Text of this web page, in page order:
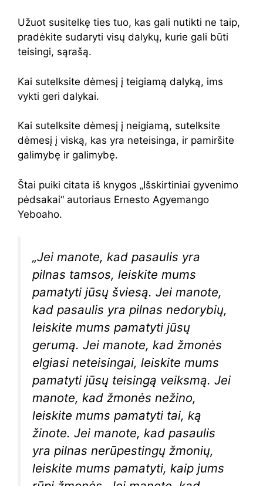
Užuot susitelkę ties tuo, kas gali nutikti ne taip,
pradėkite sudaryti visų dalykų, kurie gali būti
teisingi, sąrašą.
Kai sutelksite dėmesį į teigiamą dalyką, ims
vykti geri dalykai.
Kai sutelksite dėmesį į neigiamą, sutelksite
dėmesį į viską, kas yra neteisinga, ir pamiršite
galimybę ir galimybę.
Štai puiki citata iš knygos „Išskirtiniai gyvenimo
pėdsakai“ autoriaus Ernesto Agyemango
Yeboaho.
„Jei manote, kad pasaulis yra
pilnas tamsos, leiskite mums
pamatyti jūsų šviesą. Jei manote,
kad pasaulis yra pilnas nedorybių,
leiskite mums pamatyti jūsų
gerumą. Jei manote, kad žmonės
elgiasi neteisingai, leiskite mums
pamatyti jūsų teisingą veiksmą. Jei
manote, kad žmonės nežino,
leiskite mums pamatyti tai, ką
žinote. Jei manote, kad pasaulis
yra pilnas nerūpestingų žmonių,
leiskite mums pamatyti, kaip jums